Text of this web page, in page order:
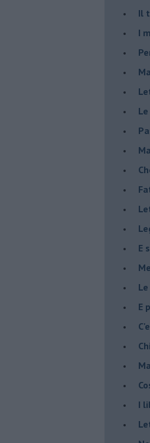
Il
I
​E
​E
I